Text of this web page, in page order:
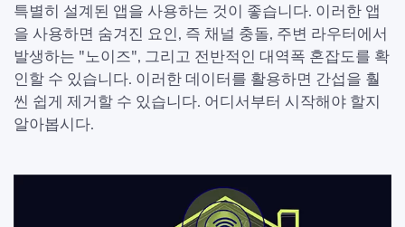
특별히 설계된 앱을 사용하는 것이 좋습니다. 이러한 앱
을 사용하면 숨겨진 요인, 즉 채널 충돌, 주변 라우터에서
발생하는 "노이즈", 그리고 전반적인 대역폭 혼잡도를 확
인할 수 있습니다. 이러한 데이터를 활용하면 간섭을 훨
씬 쉽게 제거할 수 있습니다. 어디서부터 시작해야 할지
알아봅시다.